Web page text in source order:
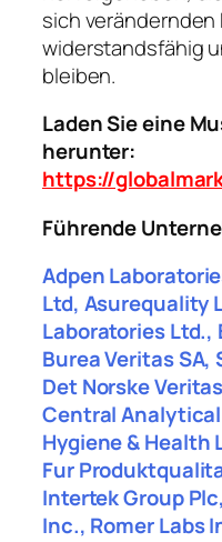
sich
widerstandsfähig
bleiben.
Laden Sie eine
herunter:
https://
Führende
Adpen
Ltd, Asurequality
Laboratories Ltd.,
Burea Veritas SA,
Det Norske
Central
Hygiene & Health
Fur
Intertek Group
Inc., Romer Labs